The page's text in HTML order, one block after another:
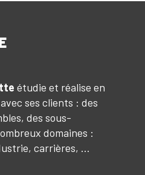
étudie et réalise en
ses clients : des
des sous-
domaines :
carrières, ...